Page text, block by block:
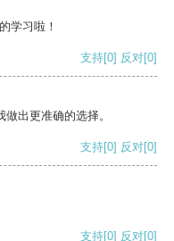
学习啦！
支持[0] 反对[0]
出更准确的选择。
支持[0] 反对[0]
支持[0] 反对[0]